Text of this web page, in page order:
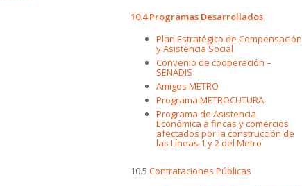
10.4 Programas Desarrollados
Plan Estratégico de Compensación
y Asistencia Social
Convenio de cooperación –
SENADIS
Amigos METRO
Programa METROCUTURA
Programa de Asistencia
Económica a fincas y comercios
afectados por la construcción de
las Líneas 1 y 2 del Metro
10.5 Contrataciones Públicas